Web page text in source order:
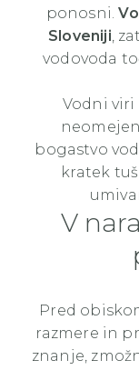
ponosni.
Sloveniji,
vodovoda
Vodni
bogastvo
kratek
V
Pred
razmere in
znanje,